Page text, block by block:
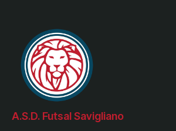
A.S.D. Futsal Savigliano